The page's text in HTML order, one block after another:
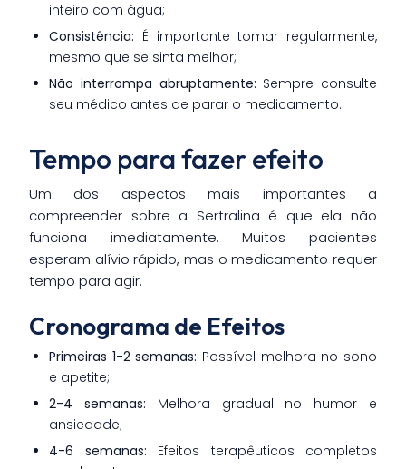
inteiro com água;
Consistência: É importante tomar regularmente,
mesmo que se sinta melhor;
Não interrompa abruptamente: Sempre consulte
seu médico antes de parar o medicamento.
Tempo para fazer efeito
Um dos aspectos mais importantes a
compreender sobre a Sertralina é que ela não
funciona imediatamente. Muitos pacientes
esperam alívio rápido, mas o medicamento requer
tempo para agir.
Cronograma de Efeitos
Primeiras 1-2 semanas: Possível melhora no sono
e apetite;
2-4 semanas: Melhora gradual no humor e
ansiedade;
4-6 semanas: Efeitos terapêuticos completos